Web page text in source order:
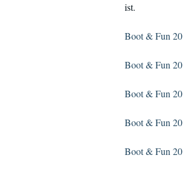
ist.
Boot & Fun
Boot & Fun
Boot & Fun
Boot & Fun
Boot & Fun